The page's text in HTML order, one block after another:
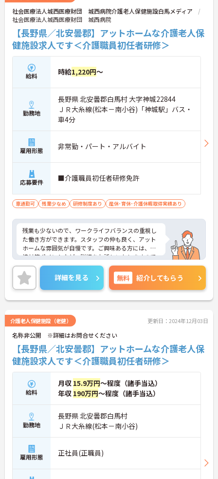
社会医療法人城西医療財団 城西病院介護老人保健施設白馬メディア
社会医療法人城西医療財団 城西病院
【長野県／北安曇郡】アットホームな介護老人保
健施設求人です＜介護職員初任者研修＞
給料 時給1,220円～
勤務地
長野県 北安曇郡白馬村 大字神城22844
ＪＲ大糸線(松本－南小谷)「神城駅」バス・
車4分
雇用形態 非常勤・パート・アルバイト
応募要件 ■介護職員初任者研修免許
車通勤可 残業少なめ 研修制度あり 産休･育休･介護休暇取得実績あり
残業も少ないので、ワークライフバランスの重視し
た働き方ができます。スタッフの仲も良く、アット
ホームな雰囲気が自慢です。ご興味ある方には、面
接対策ポイントなど、詳細をお話しいたしますので
お気軽にご相談ください。
詳細を見る 無料 紹介してもらう
介護老人保健施設（老健） 更新日：2024年12月03日
名称非公開 ※詳細はお問合せください
【長野県／北安曇郡】アットホームな介護老人保
健施設求人です＜介護職員初任者研修＞
給料
月収 15.9万円～程度（諸手当込）
年収 190万円～程度（諸手当込）
勤務地
長野県 北安曇郡白馬村
ＪＲ大糸線(松本－南小谷)
雇用形態 正社員(正職員)